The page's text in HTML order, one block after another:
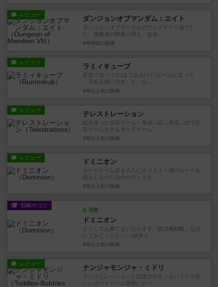
レビュー ダンジョンオブマンダム：エイト
ダンジョンオブマンダムのアップデート版でし
た。冒険者の職業が増え、追加...
9年弱前 の投稿
レビュー ラミィキューブ
変則７並べ？(13まであるけど)ルールに従って
「手札を場に出す」か「山...
9年以上前 の投稿
レビュー テレストレーション
絵を使った伝言ゲーム！単語→絵→単語→絵で伝
言ゲームをするボードゲーム...
9年以上前 の投稿
レビュー ドミニオン
カードゲーム好きの人にオススメ！場のカードを
購入しながら自分のデッキを...
9年以上前 の投稿
戦略やコツ
充実
ドミニオン
どうしても勝てないならまず「鍛冶屋戦略」を試
してみてください。(基本セ...
9年以上前 の投稿
レビュー ナンジャモンジャ・ミドリ
インスピレーションと記憶力がモノをいう！？珍
しいボードゲーム順番にカー...